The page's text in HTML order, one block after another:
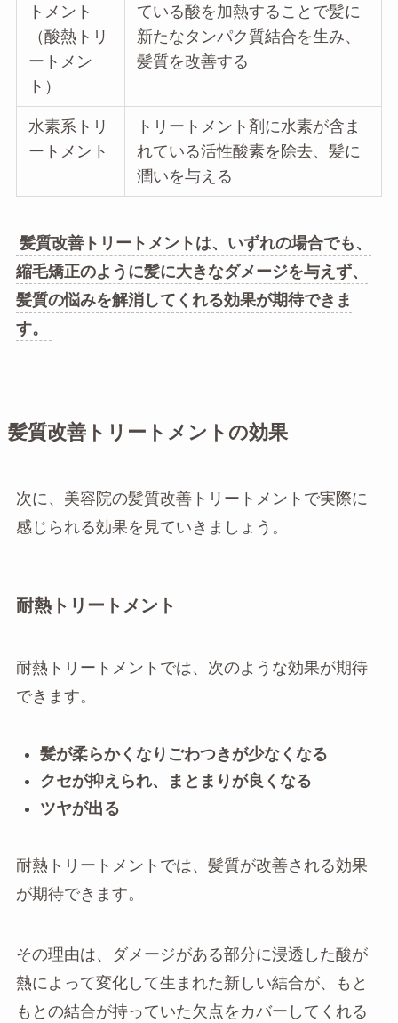
トメント
（酸熱トリ
ートメン
ト）
ている酸を加熱することで髪に
新たなタンパク質結合を生み、
髪質を改善する
水素系トリ
ートメント
トリートメント剤に水素が含ま
れている活性酸素を除去、髪に
潤いを与える
髪質改善トリートメントは、いずれの場合でも、
縮毛矯正のように髪に大きなダメージを与えず、
髪質の悩みを解消してくれる効果が期待できま
す。
髪質改善トリートメントの効果
次に、美容院の髪質改善トリートメントで実際に
感じられる効果を見ていきましょう。
耐熱トリートメント
耐熱トリートメントでは、次のような効果が期待
できます。
髪が柔らかくなりごわつきが少なくなる
クセが抑えられ、まとまりが良くなる
ツヤが出る
耐熱トリートメントでは、髪質が改善される効果
が期待できます。
その理由は、ダメージがある部分に浸透した酸が
熱によって変化して生まれた新しい結合が、もと
もとの結合が持っていた欠点をカバーしてくれる